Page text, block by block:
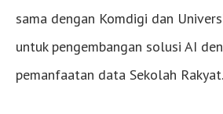
sama dengan Komdigi dan
untuk pengembangan solusi AI
pemanfaatan data Sekolah Rakyat.